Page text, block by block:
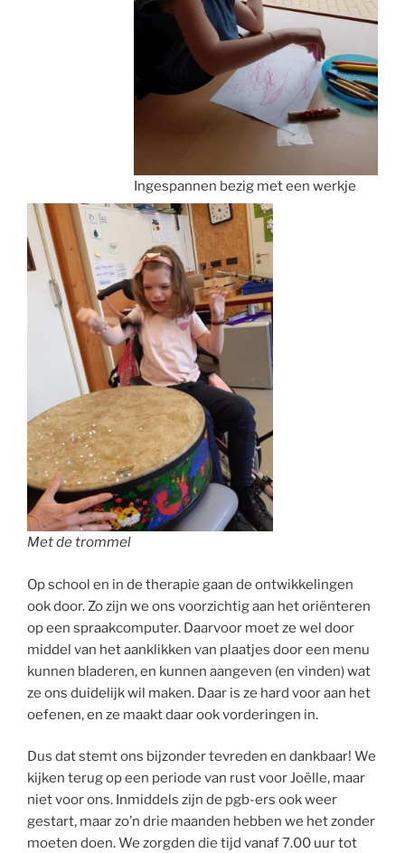
Ingespannen bezig met een werkje
Met de trommel
Op school en in de therapie gaan de ontwikkelingen
ook door. Zo zijn we ons voorzichtig aan het oriënteren
op een spraakcomputer. Daarvoor moet ze wel door
middel van het aanklikken van plaatjes door een menu
kunnen bladeren, en kunnen aangeven (en vinden) wat
ze ons duidelijk wil maken. Daar is ze hard voor aan het
oefenen, en ze maakt daar ook vorderingen in.
Dus dat stemt ons bijzonder tevreden en dankbaar! We
kijken terug op een periode van rust voor Joëlle, maar
niet voor ons. Inmiddels zijn de pgb-ers ook weer
gestart, maar zo’n drie maanden hebben we het zonder
moeten doen. We zorgden die tijd vanaf 7.00 uur tot